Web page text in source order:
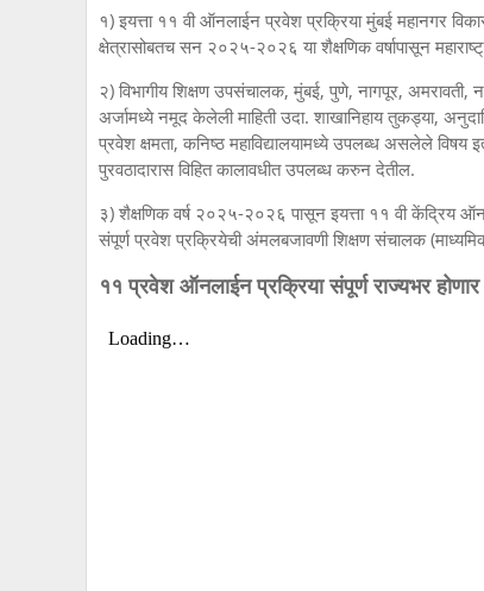
१) इयत्ता ११ वी ऑनलाईन प्रवेश प्रक्रिया मुंबई महानगर
क्षेत्रासोबतच सन २०२५-२०२६ या शैक्षणिक वर्षापासून
२) विभागीय शिक्षण उपसंचालक, मुंबई, पुणे, नागपूर, अमरावती,
अर्जामध्ये नमूद केलेली माहिती उदा. शाखानिहाय तुकड्या,
प्रवेश क्षमता, कनिष्ठ महाविद्यालयामध्ये उपलब्ध असलेले विषय
पुरवठादारास विहित कालावधीत उपलब्ध करुन देतील.
३) शैक्षणिक वर्ष २०२५-२०२६ पासून इयत्ता ११ वी केंद्रिय
संपूर्ण प्रवेश प्रक्रियेची अंमलबजावणी शिक्षण संचालक
११ प्रवेश ऑनलाईन प्रक्रिया संपूर्ण राज्यभर